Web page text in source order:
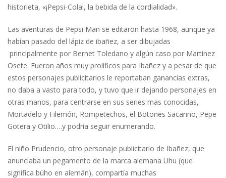
historieta, «¡Pepsi-Cola!, la bebida de la cordialidad».
Las aventuras de Pepsi Man se editaron hasta 1968, aunque ya
habían pasado del lápiz de ibañez, a ser dibujadas
principalmente por Bernet Toledano y algún caso por Martínez
Osete. Fueron años muy prolíficos para Ibañez y a pesar de que
estos personajes publicitarios le reportaban ganancias extras,
no daba a vasto para todo, y tuvo que ir dejando personajes en
otras manos, para centrarse en sus series mas conocidas,
Mortadelo y Filemón, Rompetechos, el Botones Sacarino, Pepe
Gotera y Otilio….y podría seguir enumerando.
El niño Prudencio, otro personaje publicitario de Ibañez, que
anunciaba un pegamento de la marca alemana Uhu (que
significa búho en alemán), compartía muchas